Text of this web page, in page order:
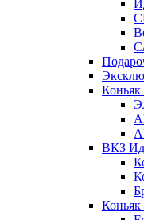
ВКЗ